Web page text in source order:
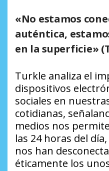
«No estamos
auténtica,
en la superficie»
Turkle analiza el
dispositivos
sociales en
cotidianas,
medios nos
las 24 horas del
nos han
éticamente los